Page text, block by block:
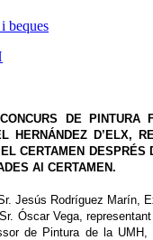
beques
DE PINTURA
HERNÁNDEZ D’ELX,
CERTAMEN DESPRÉS
Al CERTAMEN.
Jesús Rodríguez Marín,
Óscar Vega,
de Pintura de la UMH,